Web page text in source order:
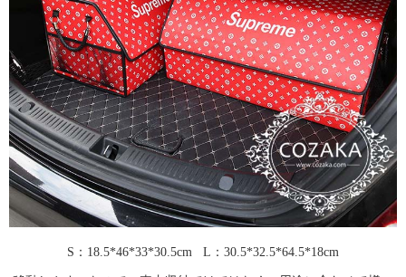
S：18.5*46*33*30.5cm L：30.5*32.5*64.5*18cm